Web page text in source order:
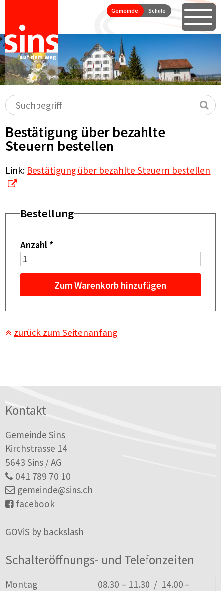
Direkt zum Inhalt springen
Hauptnavigation
Gemeinde Schule
Suchbegriff
Bestätigung über bezahlte
Steuern bestellen
Link: Bestätigung über bezahlte Steuern bestellen
Bestellung
Anzahl *
Zum Warenkorb hinzufügen
zurück zum Seitenanfang
Kontakt
Gemeinde Sins
Kirchstrasse 14
5643 Sins / AG
041 789 70 10
gemeinde@sins.ch
facebook
GOViS by backslash
Schalteröffnungs- und Telefonzeiten
TagÖffnungszeiten
Montag
08.30 – 11.30 / 14.00 –